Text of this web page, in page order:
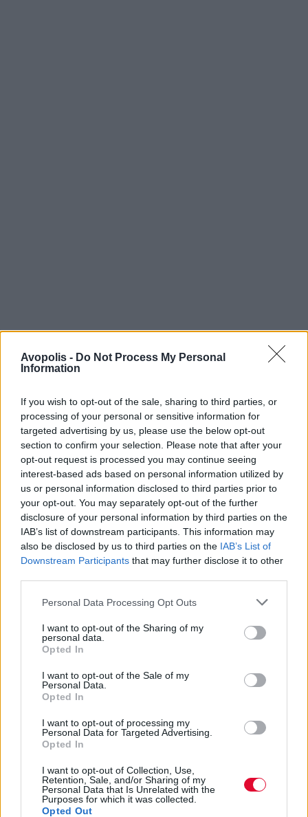
Avopolis - Do Not Process My Personal
Information
If you wish to opt-out of the sale, sharing to third parties, or
processing of your personal or sensitive information for
targeted advertising by us, please use the below opt-out
section to confirm your selection. Please note that after your
opt-out request is processed you may continue seeing
interest-based ads based on personal information utilized by
us or personal information disclosed to third parties prior to
your opt-out. You may separately opt-out of the further
disclosure of your personal information by third parties on the
IAB’s list of downstream participants. This information may
also be disclosed by us to third parties on the IAB’s List of
Downstream Participants that may further disclose it to other
Personal Data Processing Opt Outs
I want to opt-out of the Sharing of my
personal data.
Opted In
I want to opt-out of the Sale of my
Personal Data.
Opted In
I want to opt-out of processing my
Personal Data for Targeted Advertising.
Opted In
I want to opt-out of Collection, Use,
Retention, Sale, and/or Sharing of my
Personal Data that Is Unrelated with the
Purposes for which it was collected.
Opted Out